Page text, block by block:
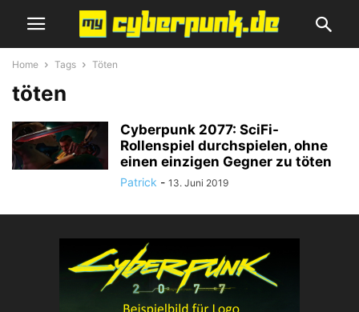
Home Tags Töten
töten
Cyberpunk 2077: SciFi-
Rollenspiel durchspielen, ohne
einen einzigen Gegner zu töten
Patrick - 13. Juni 2019